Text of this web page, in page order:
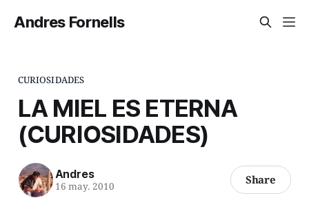
Andres Fornells
CURIOSIDADES
LA MIEL ES ETERNA
(CURIOSIDADES)
Andres
16 may. 2010 Share